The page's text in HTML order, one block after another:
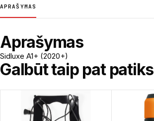
APRAŠYMAS
Aprašymas
Sidluxe A1+ (2020+)
Galbūt taip pat patiks